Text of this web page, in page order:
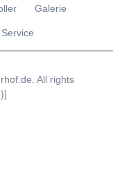
Galerie
Service
All rights